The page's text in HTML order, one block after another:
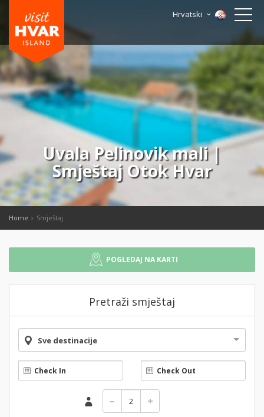
Hrvatski
Uvala Pelinovik mali |
Smještaj Otok Hvar
Home Smještaj
POGLEDAJ NA KARTI
Pretraži smještaj
Sve destinacije